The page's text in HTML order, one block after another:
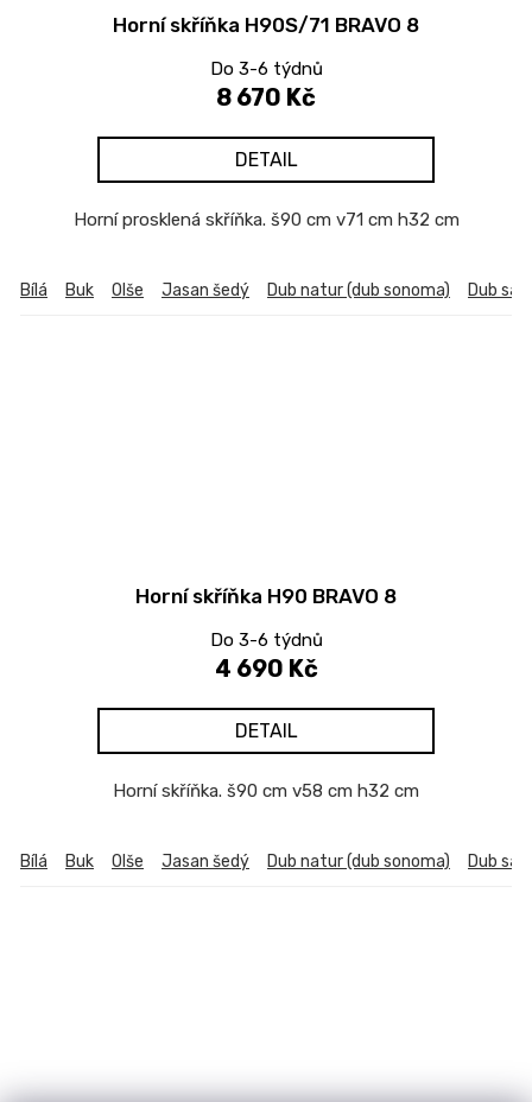
Horní skříňka H90S/71 BRAVO 8
Do 3-6 týdnů
8 670 Kč
DETAIL
Horní prosklená skříňka. š90 cm v71 cm h32 cm
Bílá Buk Olše Jasan šedý Dub natur (dub sonoma) Dub
Horní skříňka H90 BRAVO 8
Do 3-6 týdnů
4 690 Kč
DETAIL
Horní skříňka. š90 cm v58 cm h32 cm
Bílá Buk Olše Jasan šedý Dub natur (dub sonoma) Dub